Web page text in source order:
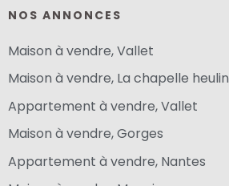
NOS ANNONCES
Maison à vendre, Vallet
Maison à vendre, La chapelle heulin
Appartement à vendre, Vallet
Maison à vendre, Gorges
Appartement à vendre, Nantes